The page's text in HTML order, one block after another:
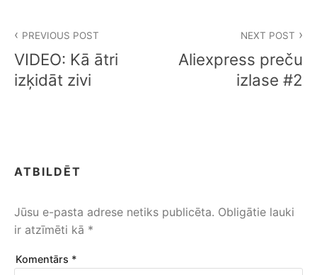
izvēlne
PREVIOUS POST
VIDEO: Kā ātri
izķidāt zivi
NEXT POST
Aliexpress preču
izlase #2
ATBILDĒT
Jūsu e-pasta adrese netiks publicēta. Obligātie lauki
ir atzīmēti kā *
Komentārs *